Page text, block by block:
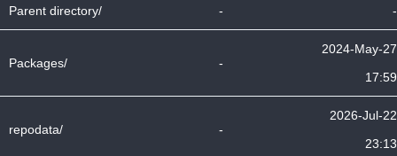
Parent directory/ - -
Packages/ -
2024-May-27
17:59
repodata/ -
2026-Jul-22
23:13